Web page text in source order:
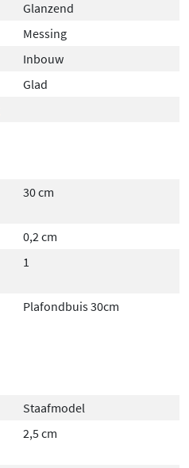
Glanzend
Messing
Inbouw
Glad
30 cm
0,2 cm
1
Plafondbuis 30cm
Staafmodel
2,5 cm